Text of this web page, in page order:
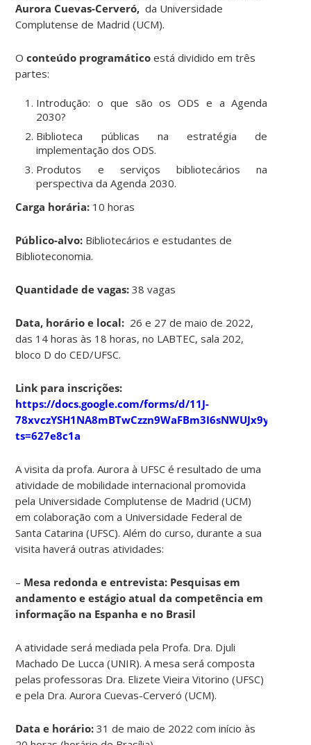
Aurora Cuevas-Cerveró, da Universidade
Complutense de Madrid (UCM).
Oconteúdo programático está dividido em três
partes:
Introdução: o que são os ODS e a Agenda
2030?
Biblioteca públicas na estratégia de
implementação dos ODS.
Produtos e serviços bibliotecários na
perspectiva da Agenda 2030.
Carga horária: 10 horas
Público-alvo: Bibliotecários e estudantes de
Biblioteconomia.
Quantidade de vagas:38 vagas
Data, horário e local: 26 e 27 de maio de 2022,
das 14 horas às 18 horas, no LABTEC, sala 202,
bloco D do CED/UFSC.
Link para inscrições:
https://docs.google.com/forms/d/11J-
78xvczYSH1NA8mBTwCzzn9WaFBm3I6sNWUJx9yck/
ts=627e8c1a
A visita da profa. Aurora à UFSC é resultado de uma
atividade de mobilidade internacional promovida
pela Universidade Complutense de Madrid (UCM)
em colaboração com a Universidade Federal de
Santa Catarina (UFSC). Além do curso, durante a sua
visita haverá outras atividades:
– Mesa redonda e entrevista: Pesquisas em
andamento e estágio atual da competência em
informação na Espanha e no Brasil
A atividade será mediada pela Profa. Dra. Djuli
Machado De Lucca (UNIR). A mesa será composta
pelas professoras Dra. Elizete Vieira Vitorino (UFSC)
e pela Dra. Aurora Cuevas-Cerveró (UCM).
Data e horário: 31 de maio de 2022 com início às